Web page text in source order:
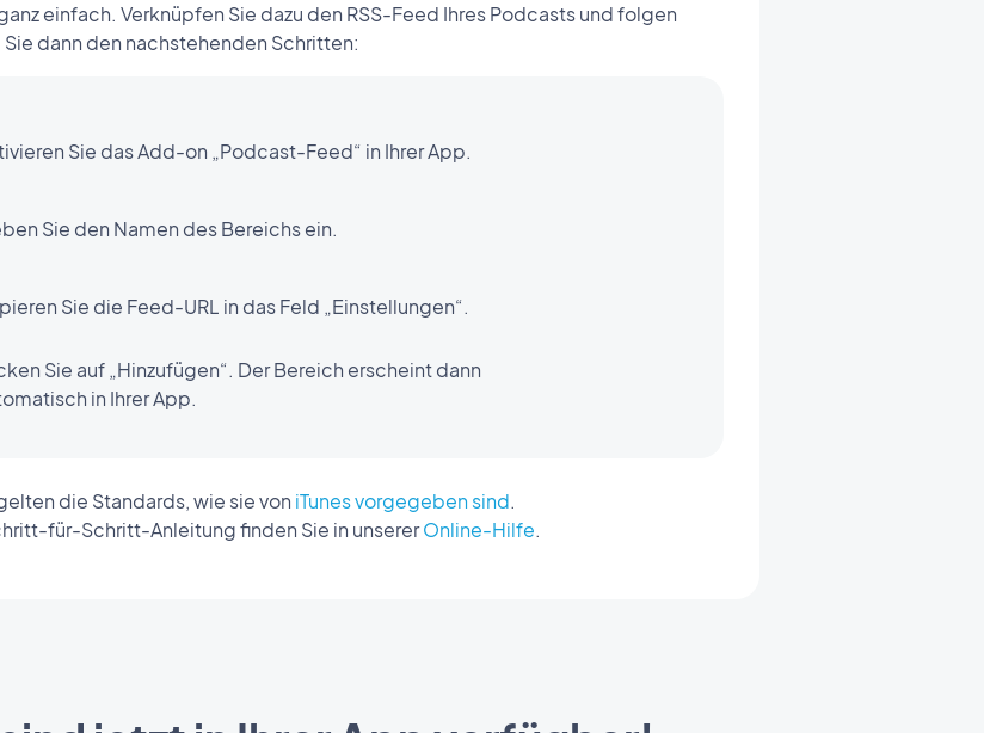
einfach. Verknüpfen Sie dazu den RSS-Feed Ihres Podcasts und folgen
Sie dann den nachstehenden Schritten:
Sie das Add-on „Podcast-Feed“ in Ihrer App.
Sie den Namen des Bereichs ein.
Sie die Feed-URL in das Feld „Einstellungen“.
Sie auf „Hinzufügen“. Der Bereich erscheint dann
in Ihrer App.
die Standards, wie sie von iTunes vorgegeben sind.
für-Schritt-Anleitung finden Sie in unsererOnline-Hilfe.